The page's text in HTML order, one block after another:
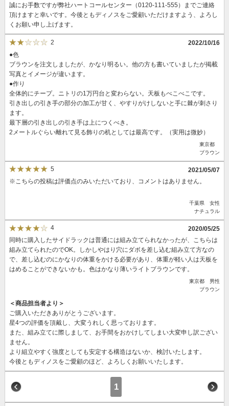
誠にお手数ですが弊社ハートコールセンター（0120-111-555）までご連絡
頂けますと幸いです。今後ともディノスをご愛顧いただけますよう、よろし
くお願い申し上げます。
2
2022/10/16
●色
ブラウンを注文しましたが、かなり明るい。他の方も書いていましたが掲載
写真とイメージが違います。
●作り
全体的にチープ。ニトリの1万円台と変わらない。天板もべこべこです。
引き出しの引き手の部分の加工が甘く、やすりがけしないと手に棘が刺さり
ます。
最下層の引き出しの引き手は上につくべき。
2メートルぐらい離れて見る飾りの机としては最高です。（実用は微妙）
東京都
ブラウン
5
2021/05/07
※こちらの投稿は評価点のみいただいており、コメントはありません。
千葉県 女性
ナチュラル
4
2020/05/25
同時に購入したサイドラックは普通には組み立てられなかったが、こちらは
組み立てられたのでOK。しかしやはり穴にダボを差し込む組み立て方なの
で、差し込むのにかなりの体重をかける必要があり、体重が軽い人は天板を
はめることができないかも。色はかなり薄いライトブラウンです。
東京都 男性
ブラウン
＜商品担当者より＞
ご購入いただきありがとうございます。
星4つの評価を頂戴し、大変うれしく思っております。
また、組み立てに際しまして、お手間をおかけしてしまい大変申し訳ござい
ません。
より組立やすく強度としても安定する構造はないか、検討いたします。
今後ともディノスをご愛顧のほど、よろしくお願いいたします。
1